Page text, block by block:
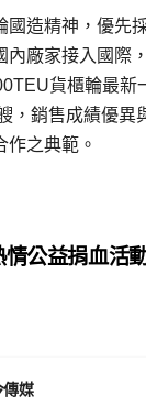
國造精神，優先
內廠家接入國際
貨櫃輪最新
，銷售成績優異
作之典範。
公益捐血活
傳媒